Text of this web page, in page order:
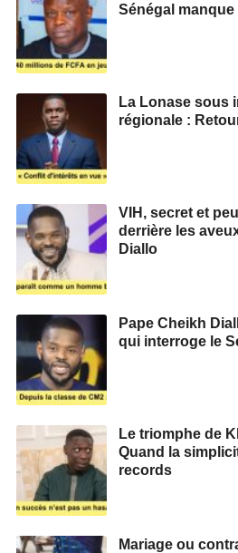
Sénégal
La Lonase sous
régionale :
VIH, secret et
derrière les
Diallo
Pape Cheikh
qui interroge le
Le triomphe de
Quand la
records
Mariage ou